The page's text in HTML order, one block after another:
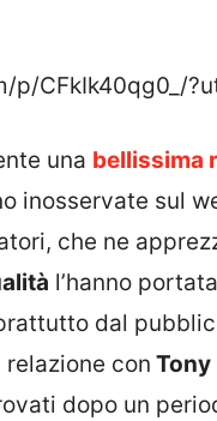
CFkIk40qg0_/
una bellissima
inosservate sul
che ne
l’hanno
dal
con Tony
dopo un